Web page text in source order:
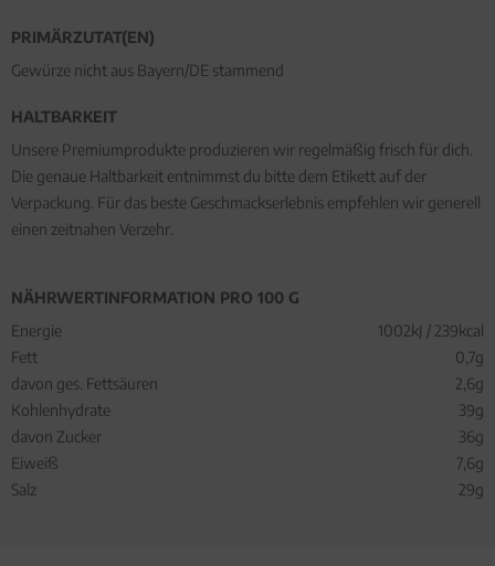
PRIMÄRZUTAT(EN)
Gewürze nicht aus Bayern/DE stammend
HALTBARKEIT
Unsere Premiumprodukte produzieren wir regelmäßig frisch für dich.
Die genaue Haltbarkeit entnimmst du bitte dem Etikett auf der
Verpackung. Für das beste Geschmackserlebnis empfehlen wir generell
einen zeitnahen Verzehr.
NÄHRWERTINFORMATION PRO 100 G
Energie
1002kJ / 239kcal
Fett
0,7g
davon ges. Fettsäuren
2,6g
Kohlenhydrate
39g
davon Zucker
36g
Eiweiß
7,6g
Salz
29g